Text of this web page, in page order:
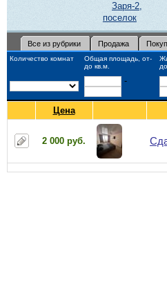
Заря-2,
поселок
Все из рубрики Продажа
Количество комнат
Общая площадь, от-
до кв.м.
-
Цена
2 000 руб.